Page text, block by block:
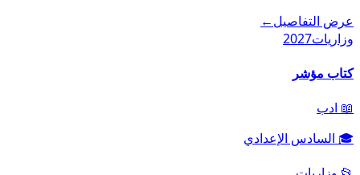
عرض التفاصيل←
وزاريات2027
كتاب مؤشر
📖 ادب
🎓 السادس الإعدادي